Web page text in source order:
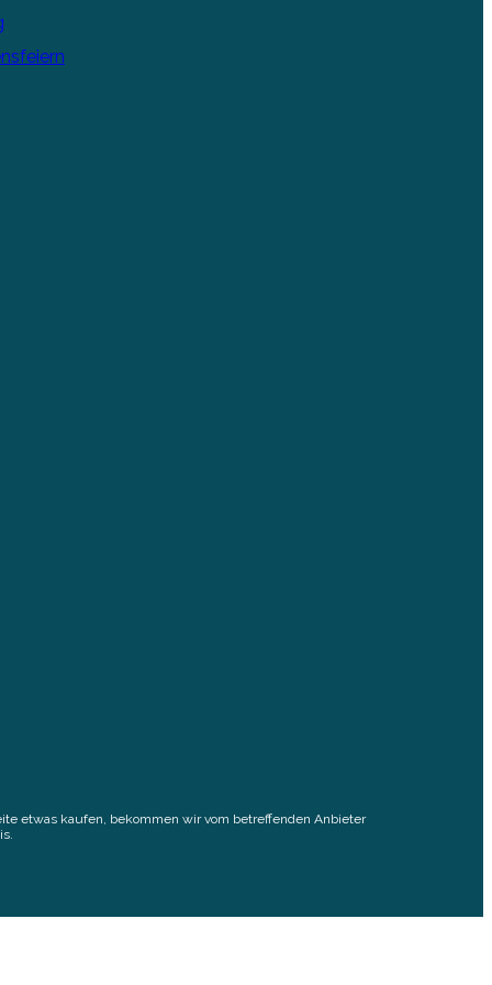
etwas kaufen, bekommen wir vom betreffenden Anbieter